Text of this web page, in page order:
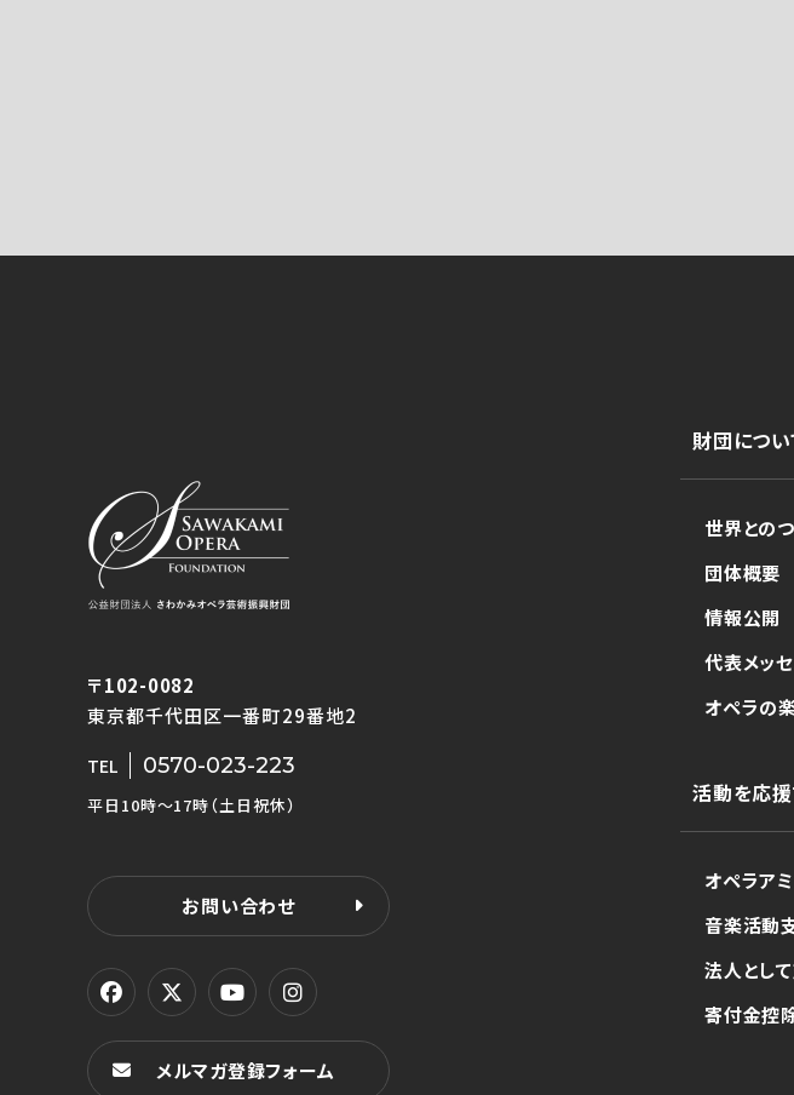
〒102-0082
東京都千代田区一番町29番地2
TEL 0570-023-223
平日10時〜17時（土日祝休）
お問い合わせ
メルマガ登録フォーム
財団につ
世界との
団体概要
情報公開
代表メッ
オペラの
活動を応
オペラア
音楽活動
法人とし
寄付金控